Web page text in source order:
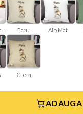
Ecru Alb Mat
Crem
ADAUGA